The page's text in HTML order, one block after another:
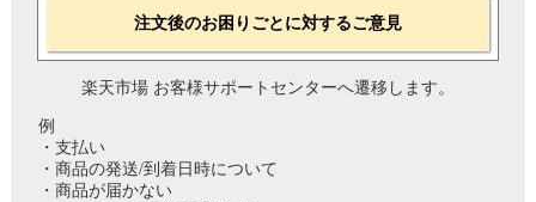
注文後のお困りごとに対するご意見
楽天市場 お客様サポートセンターへ遷移します。
例
・支払い
・商品の発送/到着日時について
・商品が届かない